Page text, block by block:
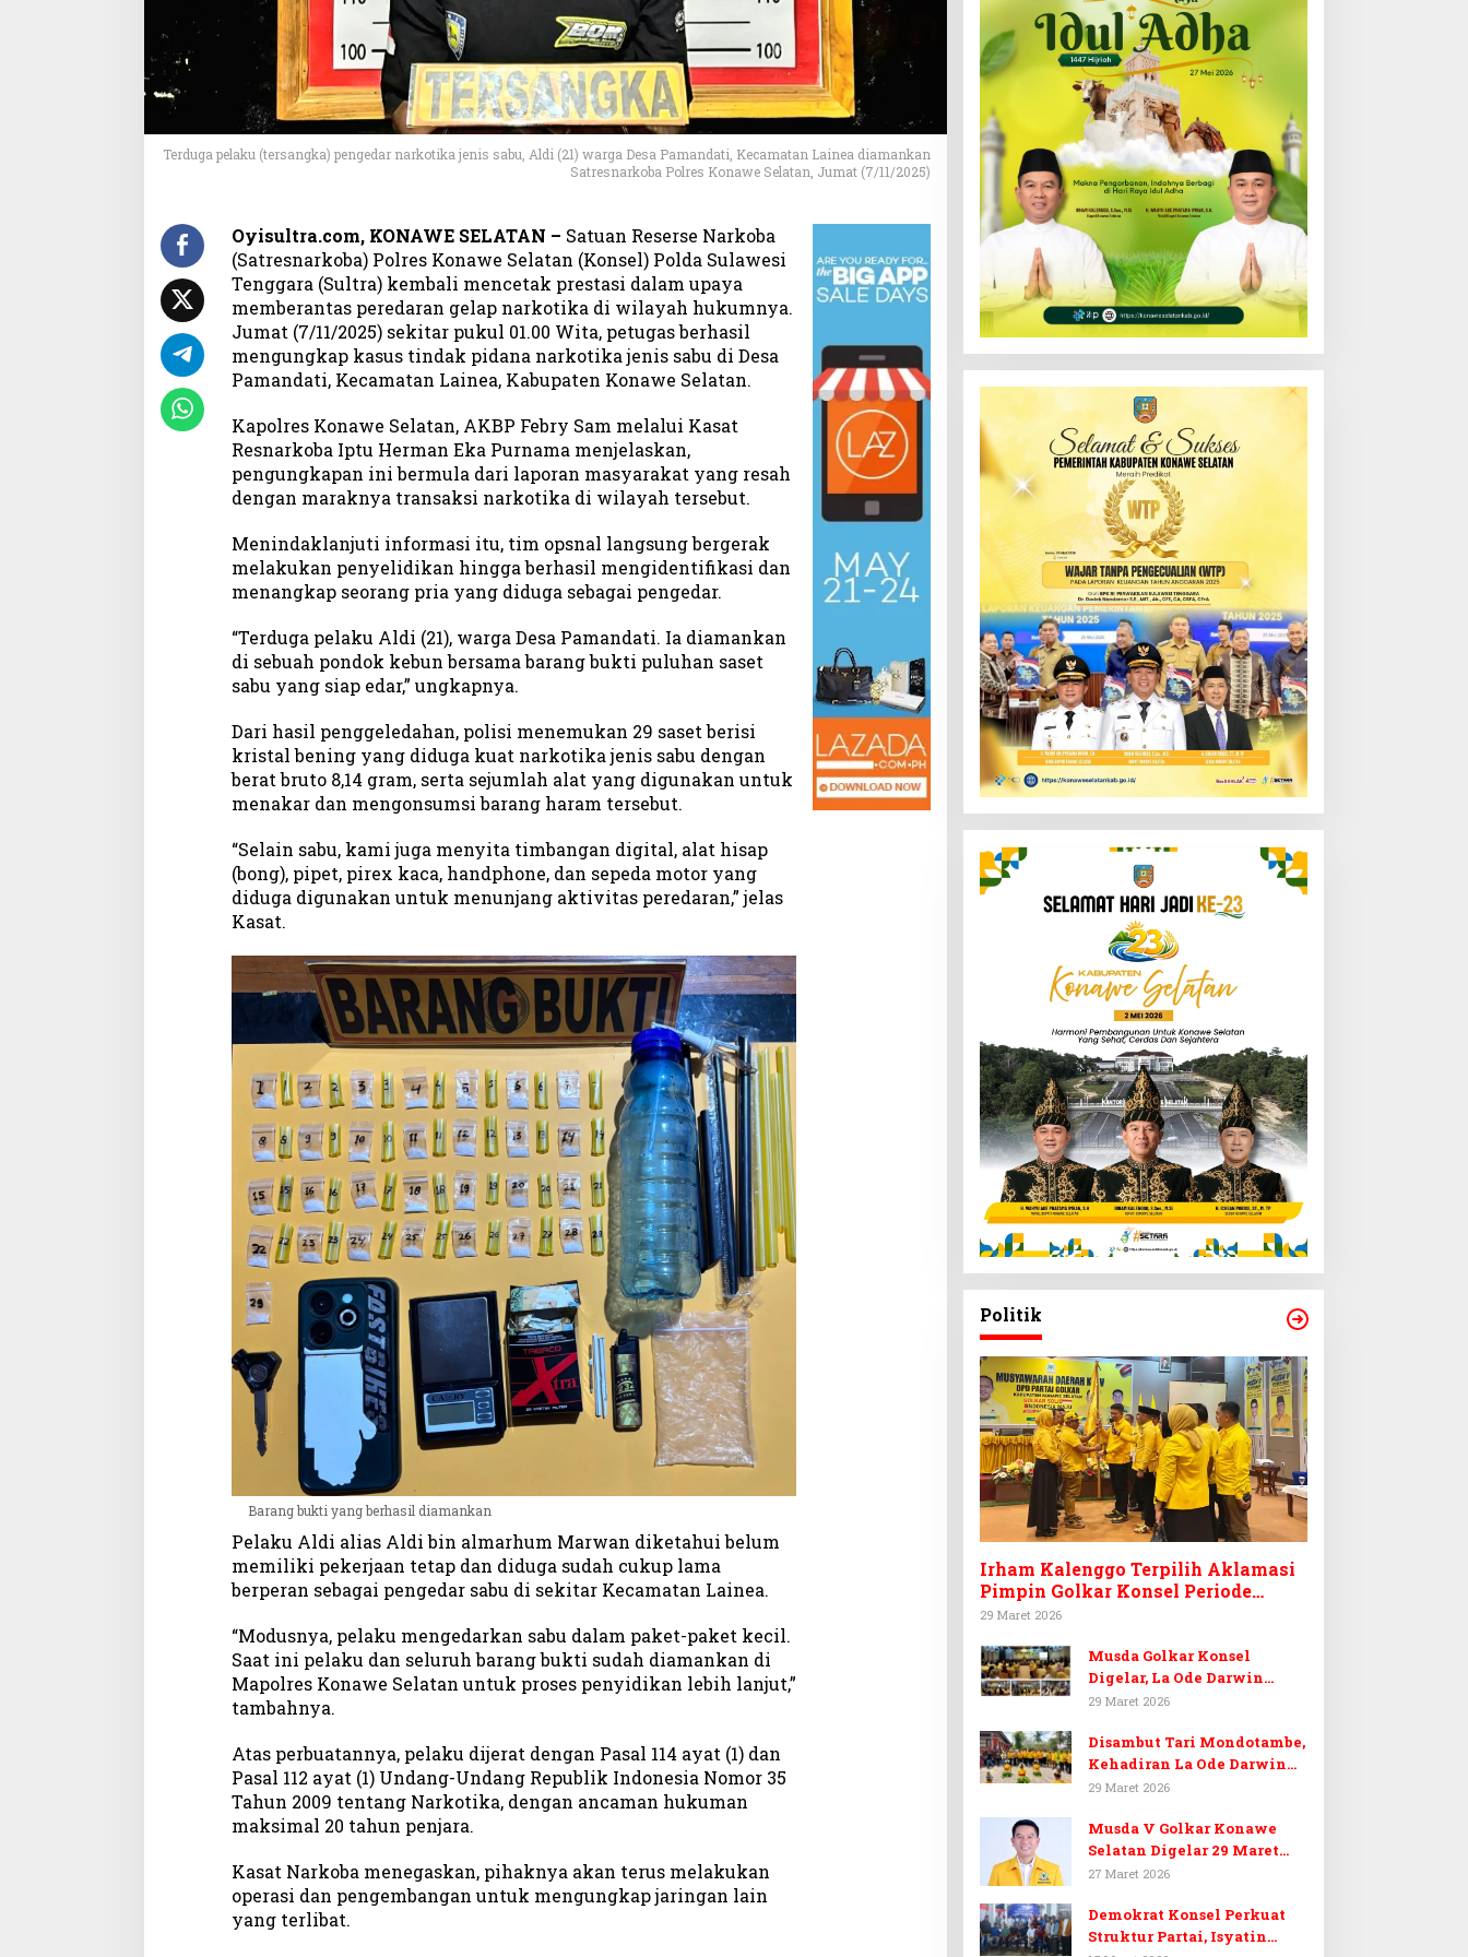
r
S
a
b
u
d
i
n
e
a
,
S
i
a
9
S
a
e
t
S
a
p
E
d
a
Terduga pelaku (tersangka) pengedar narkotika jenis sabu, Aldi (21) warga Desa Pamandati, Kecamatan Lainea diamankan
Satresnarkoba Polres Konawe Selatan, Jumat (7/11/2025)
Oyisultra.com, KONAWE SELATAN – Satuan Reserse Narkoba
(Satresnarkoba) Polres Konawe Selatan (Konsel) Polda Sulawesi
Tenggara (Sultra) kembali mencetak prestasi dalam upaya
memberantas peredaran gelap narkotika di wilayah hukumnya.
Jumat (7/11/2025) sekitar pukul 01.00 Wita, petugas berhasil
mengungkap kasus tindak pidana narkotika jenis sabu di Desa
Pamandati, Kecamatan Lainea, Kabupaten Konawe Selatan.
Kapolres Konawe Selatan, AKBP Febry Sam melalui Kasat
Resnarkoba Iptu Herman Eka Purnama menjelaskan,
pengungkapan ini bermula dari laporan masyarakat yang resah
dengan maraknya transaksi narkotika di wilayah tersebut.
Menindaklanjuti informasi itu, tim opsnal langsung bergerak
melakukan penyelidikan hingga berhasil mengidentifikasi dan
menangkap seorang pria yang diduga sebagai pengedar.
“Terduga pelaku Aldi (21), warga Desa Pamandati. Ia diamankan
di sebuah pondok kebun bersama barang bukti puluhan saset
sabu yang siap edar,” ungkapnya.
Dari hasil penggeledahan, polisi menemukan 29 saset berisi
kristal bening yang diduga kuat narkotika jenis sabu dengan
berat bruto 8,14 gram, serta sejumlah alat yang digunakan untuk
menakar dan mengonsumsi barang haram tersebut.
“Selain sabu, kami juga menyita timbangan digital, alat hisap
(bong), pipet, pirex kaca, handphone, dan sepeda motor yang
diduga digunakan untuk menunjang aktivitas peredaran,” jelas
Kasat.
Barang bukti yang berhasil diamankan
Pelaku Aldi alias Aldi bin almarhum Marwan diketahui belum
memiliki pekerjaan tetap dan diduga sudah cukup lama
berperan sebagai pengedar sabu di sekitar Kecamatan Lainea.
“Modusnya, pelaku mengedarkan sabu dalam paket-paket kecil.
Saat ini pelaku dan seluruh barang bukti sudah diamankan di
Mapolres Konawe Selatan untuk proses penyidikan lebih lanjut,”
tambahnya.
Atas perbuatannya, pelaku dijerat dengan Pasal 114 ayat (1) dan
Pasal 112 ayat (1) Undang-Undang Republik Indonesia Nomor 35
Tahun 2009 tentang Narkotika, dengan ancaman hukuman
maksimal 20 tahun penjara.
Kasat Narkoba menegaskan, pihaknya akan terus melakukan
operasi dan pengembangan untuk mengungkap jaringan lain
yang terlibat.
Politik
Irham Kalenggo Terpilih Aklamasi
Pimpin Golkar Konsel Periode
Ketiga
29 Maret 2026
Musda Golkar Konsel
Digelar, La Ode Darwin
Tekankan Soliditas Kader
Konawe Selatan
29 Maret 2026
Disambut Tari Mondotambe,
Kehadiran La Ode Darwin
Hangatkan Musda V Golkar
29 Maret 2026
Musda V Golkar Konawe
Selatan Digelar 29 Maret
2026, Dukungan Menguat
27 Maret 2026
Demokrat Konsel Perkuat
Struktur Partai, Isyatin